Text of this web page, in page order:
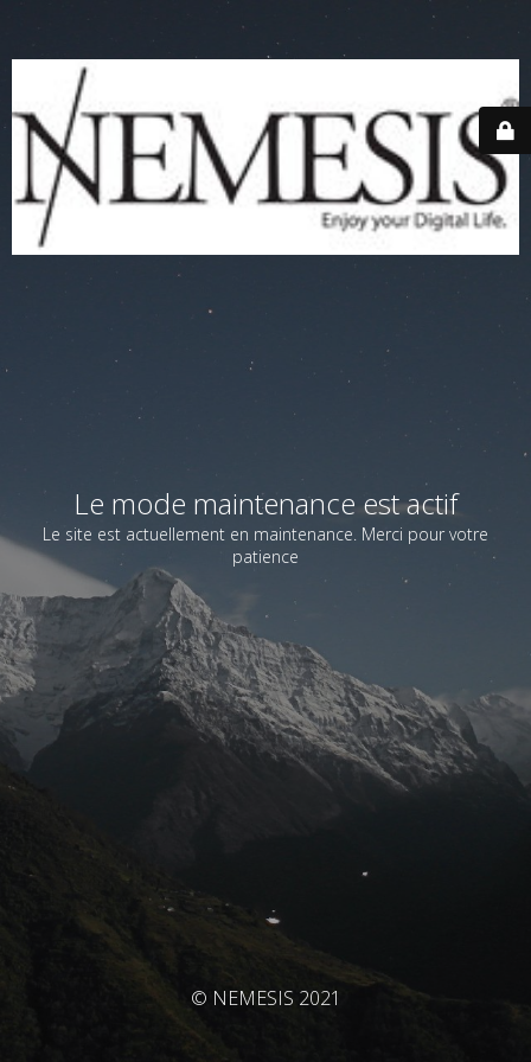
Le mode maintenance est actif
Le site est actuellement en maintenance. Merci pour votre
patience
© NEMESIS 2021